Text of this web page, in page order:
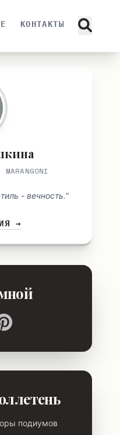
КОНТАКТЫ
- вечность."
→
подиумов